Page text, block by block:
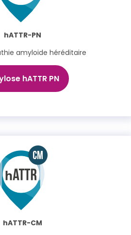
hATTR-PN
amyloide héréditaire
hATTR PN
hATTR-CM